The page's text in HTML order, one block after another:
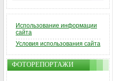
Использование информации
сайта
Условия использования сайта
ФОТОРЕПОРТАЖИ